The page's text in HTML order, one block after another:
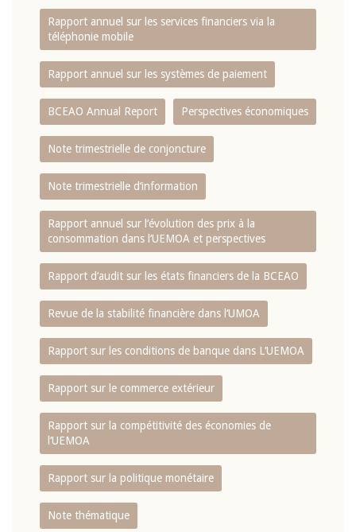
Rapport annuel sur les services financiers via la
téléphonie mobile
Rapport annuel sur les systèmes de paiement
BCEAO Annual Report Perspectives économiques
Note trimestrielle de conjoncture
Note trimestrielle d‘information
Rapport annuel sur l‘évolution des prix à la
consommation dans l‘UEMOA et perspectives
Rapport d‘audit sur les états financiers de la BCEAO
Revue de la stabilité financière dans l‘UMOA
Rapport sur les conditions de banque dans L‘UEMOA
Rapport sur le commerce extérieur
Rapport sur la compétitivité des économies de
l‘UEMOA
Rapport sur la politique monétaire
Note thématique